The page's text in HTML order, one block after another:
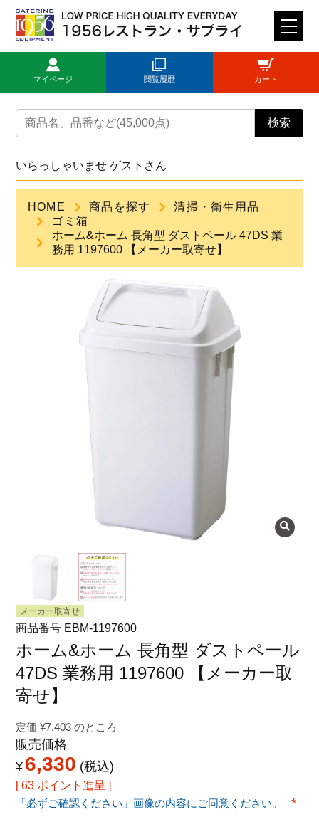
M
E
U
検索
マイページ 閲覧履歴 カート
トップページ
新規登録
商品一覧
OEMについて
お問い合わせ
プライバシーポリシー
特定商取引法に関する表示
いらっしゃいませ ゲストさん
HOME 商品を探す
清掃・衛生用品
ゴミ箱
ホーム&ホーム 長角型 ダストペール 47DS 業
務用 1197600 【メーカー取寄せ】
メーカー取寄せ
商品番号 EBM-1197600
ホーム&ホーム 長角型 ダストペール
47DS 業務用 1197600 【メーカー取
寄せ】
定価 ¥7,403 のところ
販売価格
¥ 6,330 税込
63 ポイント進呈 ]
「必ずご確認ください」画像の内容にご同意ください。